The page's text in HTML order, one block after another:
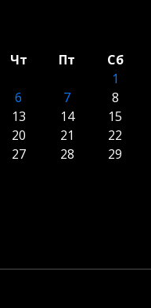
Чт Пт
Сб
1
6 7
8
13 14
15
20 21
22
27 28
29